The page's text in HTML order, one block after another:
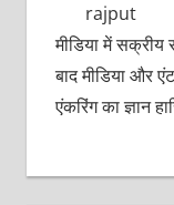
मीडिया में सक्रीय
बाद मीडिया और
एंकरिंग का ज्ञान